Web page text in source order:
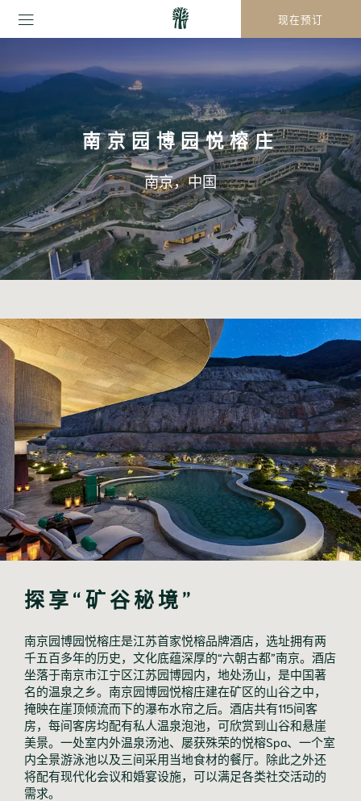
现在预订
南京园博园悦榕庄
南京，中国
探享“矿谷秘境”
南京园博园悦榕庄是江苏首家悦榕品牌酒店，选址拥有两
千五百多年的历史，文化底蕴深厚的“六朝古都”南京。酒店
坐落于南京市江宁区江苏园博园内，地处汤山，是中国著
名的温泉之乡。南京园博园悦榕庄建在矿区的山谷之中，
掩映在崖顶倾流而下的瀑布水帘之后。酒店共有115间客
房，每间客房均配有私人温泉泡池，可欣赏到山谷和悬崖
美景。一处室内外温泉汤池、屡获殊荣的悦榕Spa、一个室
内全景游泳池以及三间采用当地食材的餐厅。除此之外还
将配有现代化会议和婚宴设施，可以满足各类社交活动的
需求。